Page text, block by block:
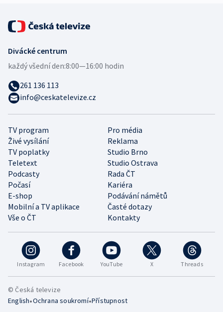
Instagram Facebook YouTube X Threads
TV program
Pro média
Živé vysílání
Reklama
TV poplatky
Studio Brno
Teletext
Studio Ostrava
Podcasty
Rada ČT
Počasí
Kariéra
E-shop
Podávání námětů
Mobilní a TV aplikace
Časté dotazy
Vše o ČT
Kontakty
Divácké centrum
každý všední den:8:00—16:00 hodin
261 136 113
info@ceskatelevize.cz
© Česká televize
English•Ochrana soukromí•Přístupnost